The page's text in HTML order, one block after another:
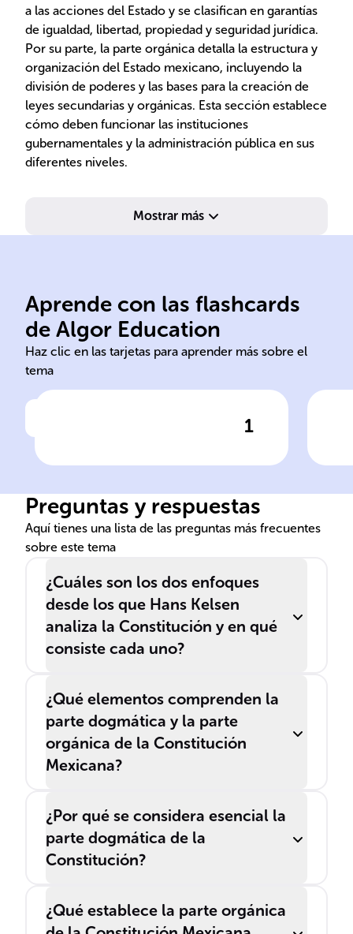
a las acciones del Estado y se clasifican en garantías
de igualdad, libertad, propiedad y seguridad jurídica.
Por su parte, la parte orgánica detalla la estructura y
organización del Estado mexicano, incluyendo la
división de poderes y las bases para la creación de
leyes secundarias y orgánicas. Esta sección establece
cómo deben funcionar las instituciones
gubernamentales y la administración pública en sus
diferentes niveles.
Mostrar más
Aprende con las flashcards
de Algor Education
Haz clic en las tarjetas para aprender más sobre el
tema
1
Definición de Constitución
Haz clic para comprobar la respuesta
Conjunto de normas
supremas que estructuran el
funcionamiento del Estado y
Preguntas y respuestas
Aquí tienes una lista de las preguntas más frecuentes
sobre este tema
¿Cuáles son los dos enfoques
desde los que Hans Kelsen
analiza la Constitución y en qué
consiste cada uno?
¿Qué elementos comprenden la
parte dogmática y la parte
orgánica de la Constitución
Mexicana?
¿Por qué se considera esencial la
parte dogmática de la
Constitución?
¿Qué establece la parte orgánica